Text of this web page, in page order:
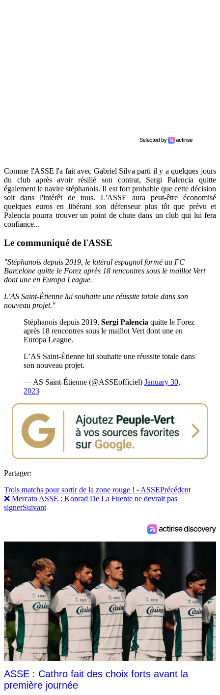
Comme l'ASSE l'a fait avec Gabriel Silva parti il y a quelques jours
du club après avoir résilié son contrat, Sergi Palencia quitte
également le navire stéphanois. Il est fort probable que cette décision
soit dans l'intérêt de tous. L'ASSE aura peut-être économisé
quelques euros en libérant son défenseur plus tôt que prévu et
Palencia pourra trouver un point de chute dans un club qui lui fera
confiance...
Le communiqué de l'ASSE
"Stéphanois depuis 2019, le latéral espagnol formé au FC
Barcelone quitte le Forez après 18 rencontres sous le maillot Vert
dont une en Europa League.
L’AS Saint-Étienne lui souhaite une réussite totale dans son
nouveau projet."
Stéphanois depuis 2019, 𝐒𝐞𝐫𝐠𝐢 𝐏𝐚𝐥𝐞𝐧𝐜𝐢𝐚 quitte le Forez
après 18 rencontres sous le maillot Vert dont une en
Europa League.
L’AS Saint-Étienne lui souhaite une réussite totale dans
son nouveau projet.
— AS Saint-Étienne (@ASSEofficiel) January 30,
2023
Partager:
Trois matchs pour sortir de la zone rouge ! - ASSEPrécédent
❌ Mercato ASSE : Konrad De La Fuente ne devrait pas
signerSuivant
ASSE : Cathro fait des choix forts avant la
première journée